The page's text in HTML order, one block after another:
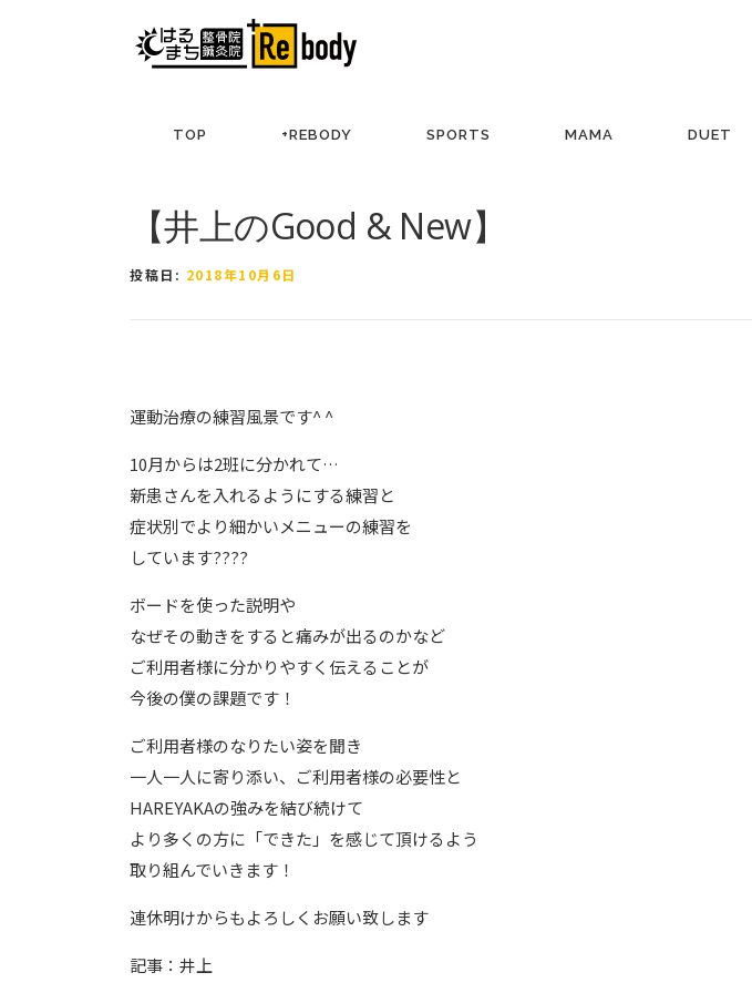
TOP +REBODY SPORTS MAMA DUET
【井上のGood & New】
投稿日: 2018年10月6日
運動治療の練習風景です^ ^
10月からは2班に分かれて…
新患さんを入れるようにする練習と
症状別でより細かいメニューの練習を
しています????
ボードを使った説明や
なぜその動きをすると痛みが出るのかなど
ご利用者様に分かりやすく伝えることが
今後の僕の課題です！
ご利用者様のなりたい姿を聞き
一人一人に寄り添い、ご利用者様の必要性と
HAREYAKAの強みを結び続けて
より多くの方に「できた」を感じて頂けるよう
取り組んでいきます！
連休明けからもよろしくお願い致します
記事：井上